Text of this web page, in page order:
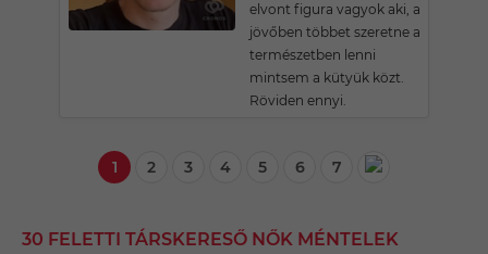
elvont figura vagyok aki, a
jövőben többet szeretne a
természetben lenni
mintsem a kütyük közt.
Röviden ennyi.
1 2 3 4 5 6 7
30 FELETTI TÁRSKERESŐ NŐK MÉNTELEK